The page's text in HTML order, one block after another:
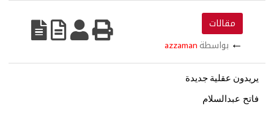
مقالات
← بواسطة azzaman
يريدون عقلية جديدة
فاتح عبدالسلام